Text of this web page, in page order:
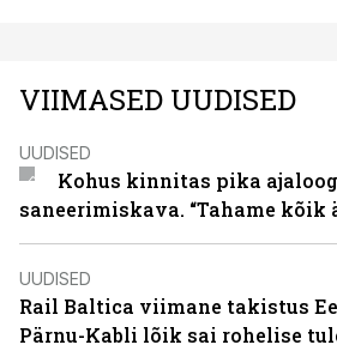
VIIMASED UUDISED
UUDISED
Kohus kinnitas pika
saneerimiskava. “Tahame kõik
UUDISED
Rail Baltica viimane takistus
Pärnu-Kabli lõik sai rohelise